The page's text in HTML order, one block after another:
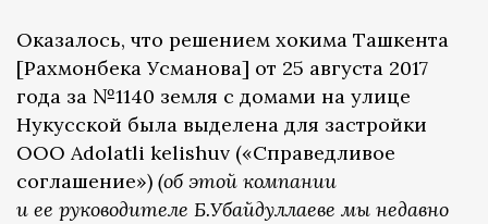
Оказалось, что решением хокима Ташкента
[Рахмонбека Усманова] от 25 августа 2017
года за №1140 земля с домами на улице
Нукусской была выделена для застройки
ООО Adolatli kelishuv («Справедливое
соглашение») (об этой компании
и ее руководителе Б.Убайдуллаеве мы недавно